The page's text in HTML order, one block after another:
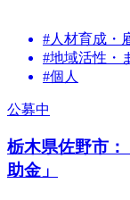
#人材育成・
#地域活性・
#個人
公募中
栃木県佐野市
助金」